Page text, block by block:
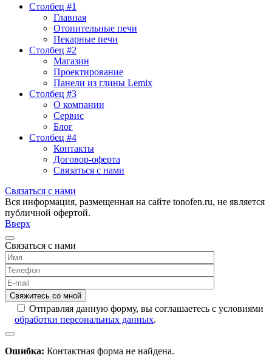
Столбец #1
Главная
Отопительные печи
Пекарные печи
Столбец #2
Магазин
Проектирование
Панели из глины Lemix
Столбец #3
О компании
Сервис
Блог
Столбец #4
Контакты
Договор-оферта
Связаться с нами
Связаться с нами
Вся информация, размещенная на сайте tonofen.ru, не является
публичной офертой.
Вверх
Связаться с нами
Отправляя данную форму, вы соглашаетесь с условиями
обработки персональных данных.
Ошибка: Контактная форма не найдена.